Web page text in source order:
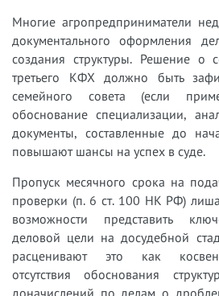
Многие агропредприниматели
документального оформления
создания структуры. Решение о
третьего КФХ должно быть
семейного совета (если
обоснование специализации,
документы, составленные до
повышают шансы на успех в суде.
Пропуск месячного срока на
проверки (п. 6 ст. 100 НК РФ)
возможности представить
деловой цели на досудебной
расценивают это как
отсутствия обоснования
доначислений по делам о